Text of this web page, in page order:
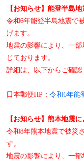
【お知らせ】能登半島
令和6年能登半島地震で
げます。
地震の影響により、一部
じております。
詳細は、以下からご確認
日本郵便HP：令和6年能
【お知らせ】熊本地震
令和8年熊本地震で被災
す。
地震の影響により、一部